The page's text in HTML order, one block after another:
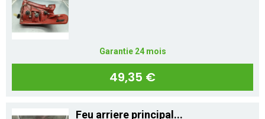
Garantie 24 mois
49,35 €
Feu arriere principal...